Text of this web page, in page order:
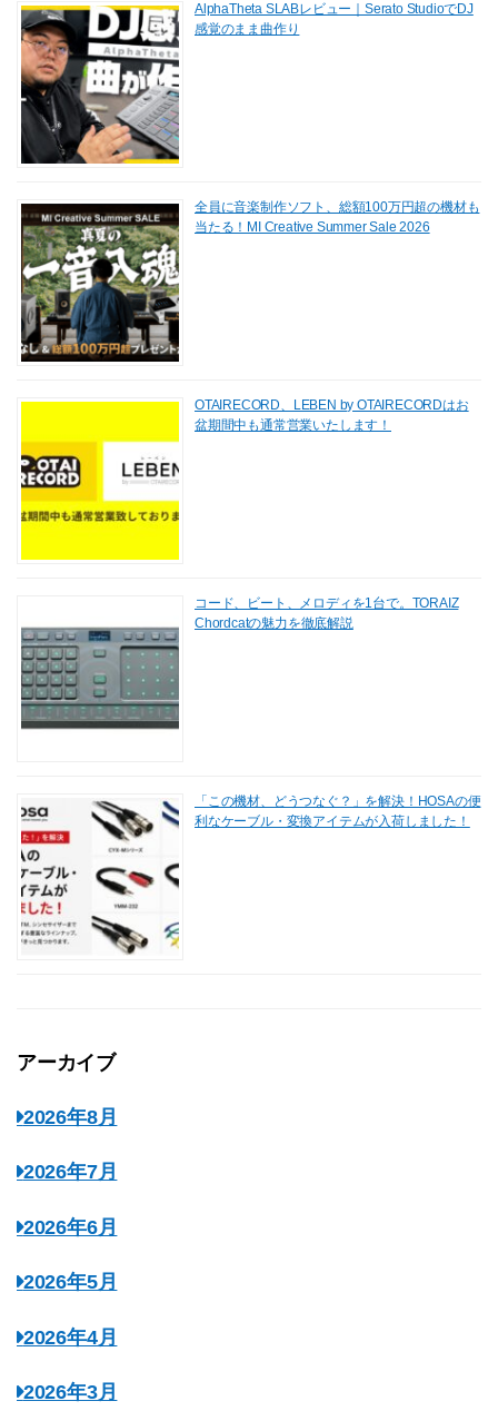
AlphaTheta SLABレビュー｜Serato StudioでDJ
感覚のまま曲作り
全員に音楽制作ソフト、総額100万円超の機材も
当たる！MI Creative Summer Sale 2026
OTAIRECORD、LEBEN by OTAIRECORDはお
盆期間中も通常営業いたします！
コード、ビート、メロディを1台で。TORAIZ
Chordcatの魅力を徹底解説
「この機材、どうつなぐ？」を解決！HOSAの便
利なケーブル・変換アイテムが入荷しました！
アーカイブ
2026年8月
2026年7月
2026年6月
2026年5月
2026年4月
2026年3月